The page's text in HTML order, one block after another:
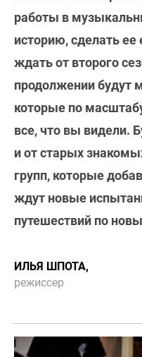
работы в
историю, сделать ее
ждать от второго
продолжении будут
которые по
все, что вы видели.
и от старых
групп, которые
ждут новые
путешествий по
ИЛЬЯ ШПОТА,
режиссер